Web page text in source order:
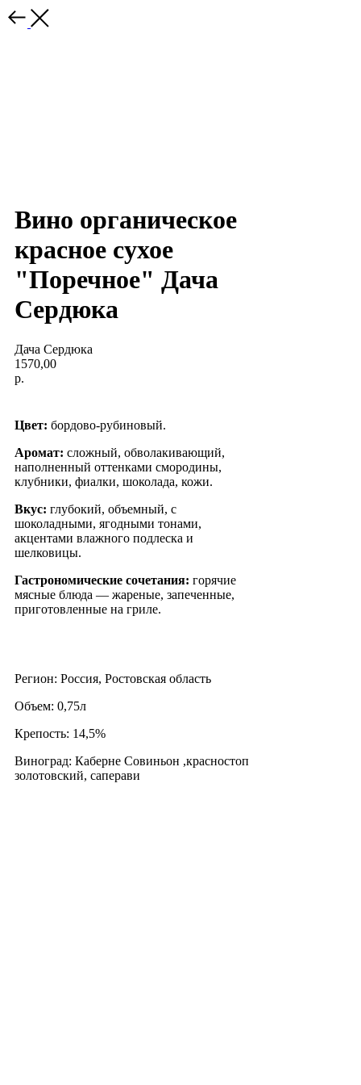
Вино органическое
красное сухое
"Поречное" Дача
Сердюка
Дача Сердюка
1570,00
р.
Цвет: бордово-рубиновый.
Аромат: сложный, обволакивающий,
наполненный оттенками смородины,
клубники, фиалки, шоколада, кожи.
Вкус: глубокий, объемный, с
шоколадными, ягодными тонами,
акцентами влажного подлеска и
шелковицы.
Гастрономические сочетания: горячие
мясные блюда — жареные, запеченные,
приготовленные на гриле.
Регион: Россия, Ростовская область
Объем: 0,75л
Крепость: 14,5%
Виноград: Каберне Совиньон ,красностоп
золотовский, саперави